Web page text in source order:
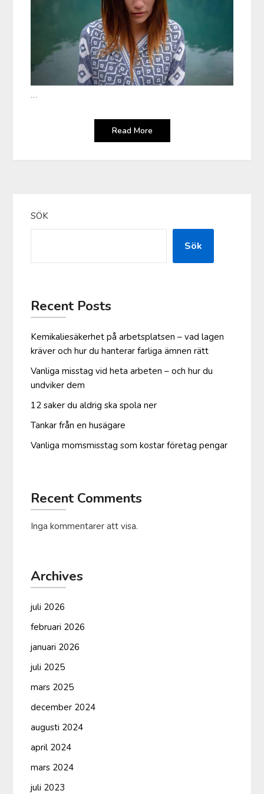
…
Read More
SÖK
Sök
Recent Posts
Kemikaliesäkerhet på arbetsplatsen – vad lagen
kräver och hur du hanterar farliga ämnen rätt
Vanliga misstag vid heta arbeten – och hur du
undviker dem
12 saker du aldrig ska spola ner
Tankar från en husägare
Vanliga moms­misstag som kostar företag pengar
Recent Comments
Inga kommentarer att visa.
Archives
juli 2026
februari 2026
januari 2026
juli 2025
mars 2025
december 2024
augusti 2024
april 2024
mars 2024
juli 2023